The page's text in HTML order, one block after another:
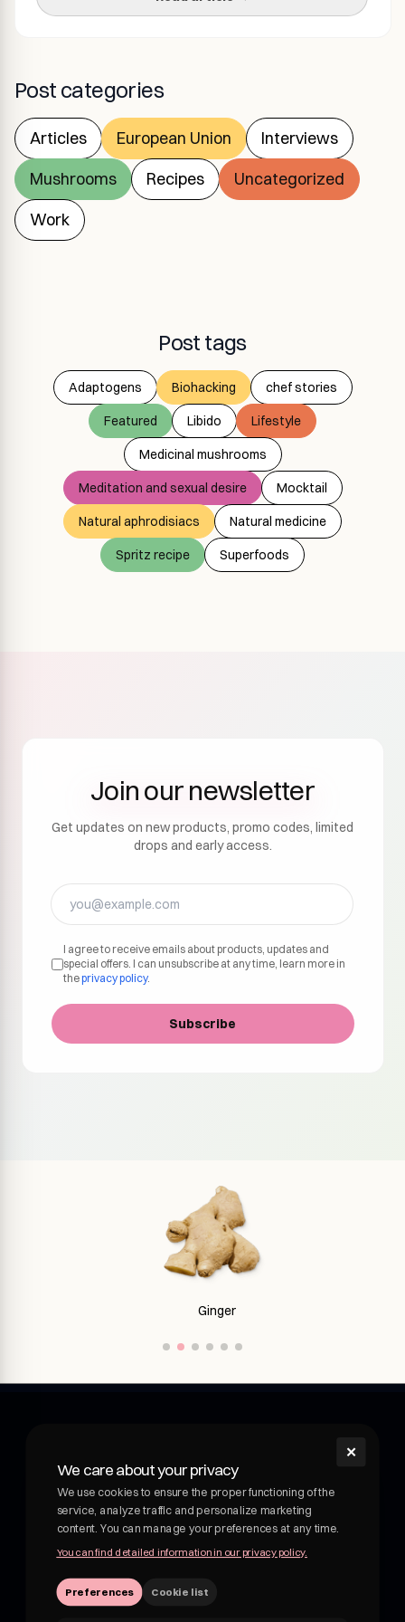
zrobić sam – zaparz mocno rumianek, […]
Post categories
Articles European Union
Interviews
Mushrooms
Recipes
Uncategorized
Work
Post tags
Adaptogens Biohacking chef stories
Featured Libido Lifestyle
Medicinal mushrooms
Meditation and sexual desire Mocktail
Natural aphrodisiacs Natural medicine
Spritz recipe Superfoods
Join our newsletter
Get updates on new products, promo codes, limited
drops and early access.
I agree to receive emails about products, updates and
special offers. I can unsubscribe at any time, learn more in
theprivacy policy.
Subscribe
Ginseng
✕
We care about your privacy
We use cookies to ensure the proper functioning of the
service, analyze traffic and personalize marketing
content. You can manage your preferences at any time.
You can find detailed information in our privacy policy.
Preferences Cookie list
Shroom - wellness drink with medicinal mushrooms.
Functional drink with medicinal mushrooms. Adaptogens
and botanicals in delicious, fruity drinks. Not kombucha, not
VATEU 7162830959
hii@shroom4you.com